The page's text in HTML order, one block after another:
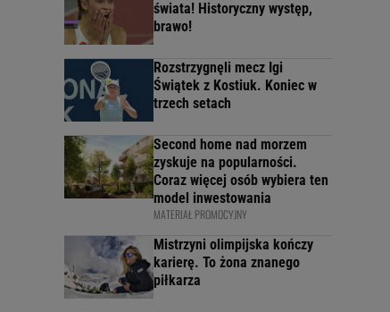
świata! Historyczny występ,
brawo!
Rozstrzygnęli mecz Igi
Świątek z Kostiuk. Koniec w
trzech setach
Second home nad morzem
zyskuje na popularności.
Coraz więcej osób wybiera ten
model inwestowania
MATERIAŁ PROMOCYJNY
Mistrzyni olimpijska kończy
karierę. To żona znanego
piłkarza